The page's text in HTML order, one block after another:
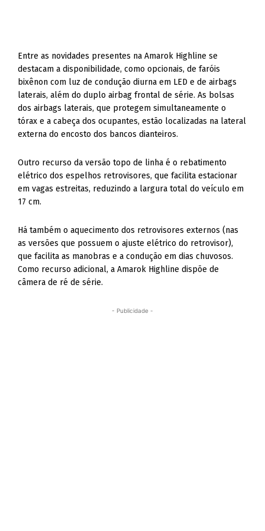
Entre as novidades presentes na Amarok Highline se
destacam a disponibilidade, como opcionais, de faróis
bixênon com luz de condução diurna em LED e de airbags
laterais, além do duplo airbag frontal de série. As bolsas
dos airbags laterais, que protegem simultaneamente o
tórax e a cabeça dos ocupantes, estão localizadas na lateral
externa do encosto dos bancos dianteiros.
Outro recurso da versão topo de linha é o rebatimento
elétrico dos espelhos retrovisores, que facilita estacionar
em vagas estreitas, reduzindo a largura total do veículo em
17 cm.
Há também o aquecimento dos retrovisores externos (nas
as versões que possuem o ajuste elétrico do retrovisor),
que facilita as manobras e a condução em dias chuvosos.
Como recurso adicional, a Amarok Highline dispõe de
câmera de ré de série.
- Publicidade -